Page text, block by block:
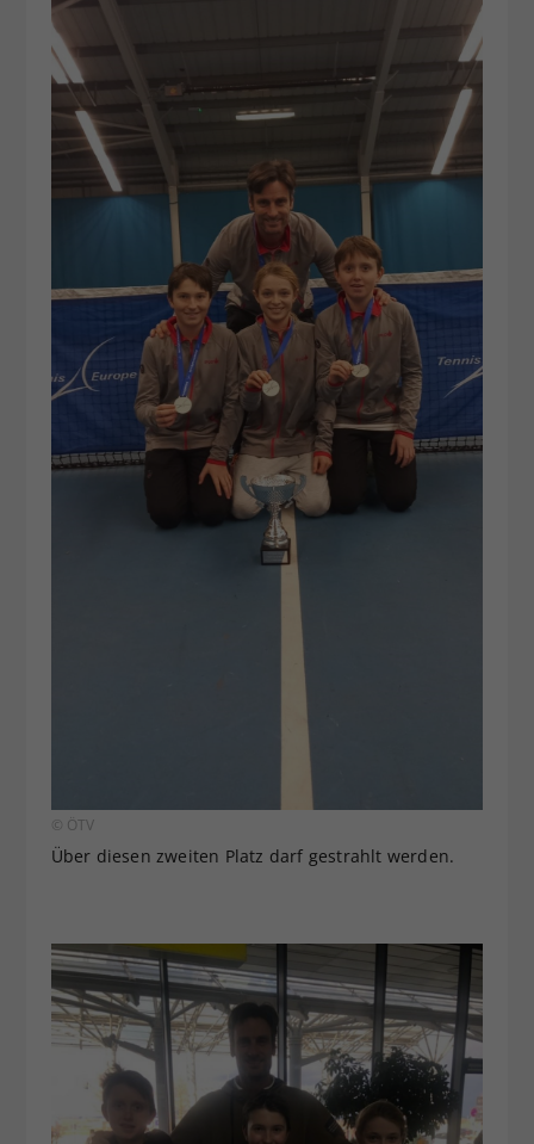
© ÖTV
Über diesen zweiten Platz darf gestrahlt werden.